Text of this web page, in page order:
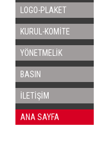
LOGO-PLAKET
KURUL-KOMİTE
YÖNETMELİK
BASIN
İLETİŞİM
ANA SAYFA